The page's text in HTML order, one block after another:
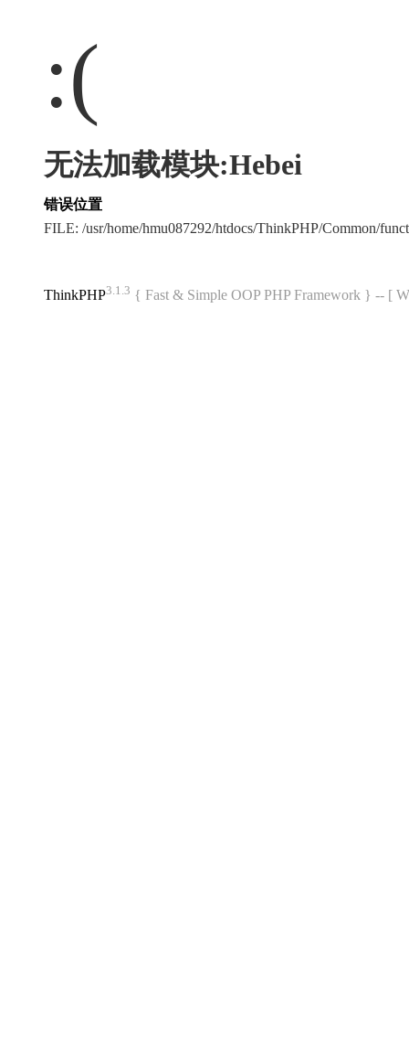
:(
无法加载模块:Hebei
错误位置
FILE: /usr/home/hmu087292/htdocs/ThinkPHP/Common/
ThinkPHP3.1.3 { Fast & Simple OOP PHP Framework } -- [